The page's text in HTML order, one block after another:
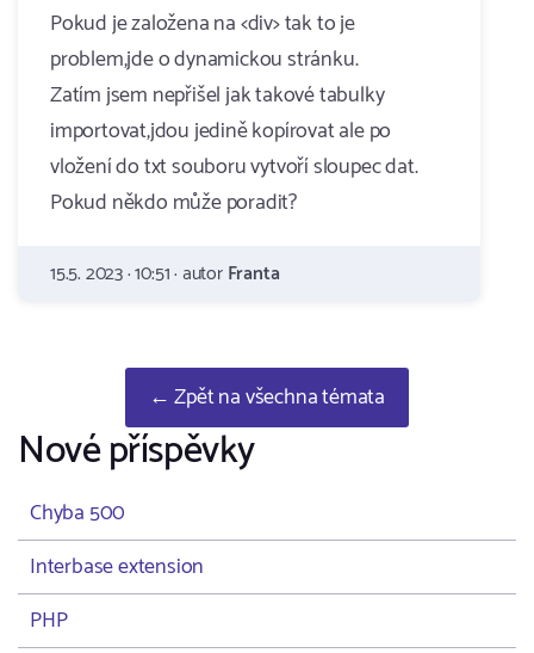
Pokud je založena na <div> tak to je
problem,jde o dynamickou stránku.
Zatím jsem nepřišel jak takové tabulky
importovat,jdou jedině kopírovat ale po
vložení do txt souboru vytvoří sloupec dat.
Pokud někdo může poradit?
15.5. 2023 · 10:51 · autorFranta
← Zpět na všechna témata
Nové příspěvky
Chyba 500
Interbase extension
PHP